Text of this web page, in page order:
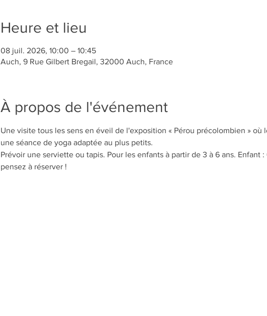
Heure et lieu
08 juil. 2026, 10:00 – 10:45
Auch, 9 Rue Gilbert Bregail, 32000 Auch, France
À propos de l'événement
Une visite tous les sens en éveil de l'exposition « Pérou précolombien »
une séance de yoga adaptée au plus petits.
Prévoir une serviette ou tapis. Pour les enfants à partir de 3 à 6 ans. Enfant
pensez à réserver !